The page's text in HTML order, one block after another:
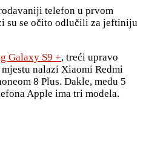
telefon u prvom
su se očito odlučili za jeftiniju
Galaxy S9 +, treći upravo
nalazi Xiaomi Redmi
8 Plus. Dakle, među 5
Apple ima tri modela.